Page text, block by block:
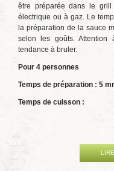
être préparée dans le
électrique ou à gaz. Le
la préparation de la sauce
selon les goûts.
tendance à bruler.
Pour 4 personnes
Temps de préparation : 5
Temps de cuisson :